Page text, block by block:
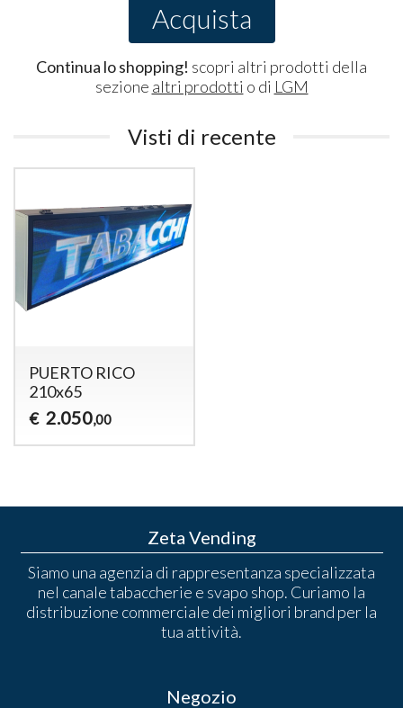
Acquista
Continua lo shopping! scopri altri prodotti della
sezione altri prodotti o di LGM
Visti di recente
PUERTO RICO
210x65
€ 2.050,00
Zeta Vending
Siamo una agenzia di rappresentanza specializzata
nel canale tabaccherie e svapo shop. Curiamo la
distribuzione commerciale dei migliori brand per la
tua attività.
Negozio